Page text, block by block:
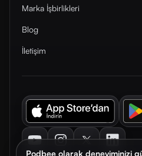
Podbee olarak deneyiminizi
Marka İşbirlikleri
Blog
İletişim